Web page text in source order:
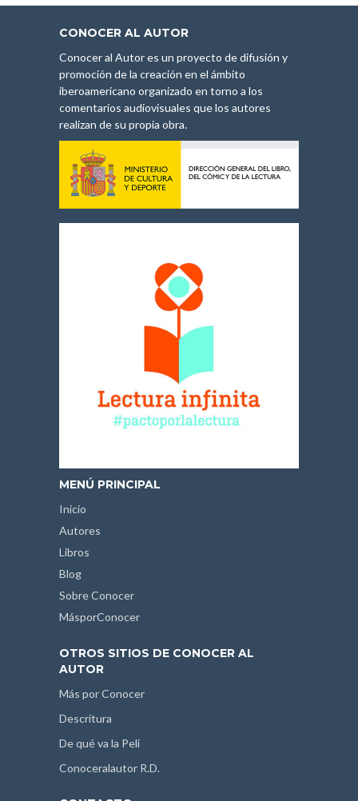
CONOCER AL AUTOR
Conocer al Autor es un proyecto de difusión y
promoción de la creación en el ámbito
iberoamericano organizado en torno a los
comentarios audiovisuales que los autores
realizan de su propia obra.
MENÚ PRINCIPAL
Inicio
Autores
Libros
Blog
Sobre Conocer
MásporConocer
OTROS SITIOS DE CONOCER AL
AUTOR
Más por Conocer
Descritura
De qué va la Peli
Conoceralautor R.D.